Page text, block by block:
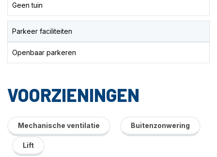
Geen tuin
Parkeer faciliteiten
Openbaar parkeren
VOORZIENINGEN
Mechanische ventilatie Buitenzonwering
Lift